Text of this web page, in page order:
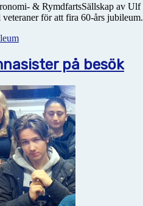
& RymdfartsSällskap av Ulf
för att fira 60-års jubileum.
på besök